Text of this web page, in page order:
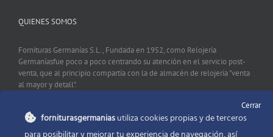
QUIENES SOMOS
Fornituras Germanías S.L., Fundada en 1952, como Relojería
Germaníasfue poco a poco centrando su atención en el servicio post-
venta, que al principio compartía con la de almacén de relojería "venta
al mayor y detall".
CONTACTO
Cerrar
forniturasgermaniasutiliza cookies propias y de terceros